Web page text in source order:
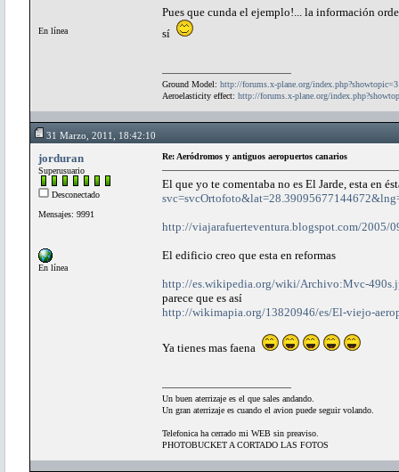
En línea
Pues que cunda el ejemplo!... la información
sí
Ground Model: http://forums.x-plane.org/
Aeroelasticity effect: http://forums.x-plane.org/
31 Marzo, 2011, 18:42:10
jorduran
Superusuario
Desconectado
Mensajes: 9991
En línea
Re: Aeródromos y antiguos aeropuertos canarios
El que yo te comentaba no es El Jarde, esta en
http://viajarafuerteventura.blogspot.com/2005/
El edificio creo que esta en reformas
http://es.wikipedia.org/wiki/Archivo:Mvc-
parece que es así
http://wikimapia.org/13820946/es/El-viejo-
Ya tienes mas faena
Un buen aterrizaje es el que sales andando.
Un gran aterrizaje es cuando el avion puede seguir volando.
Telefonica ha cerrado mi WEB sin preaviso.
PHOTOBUCKET A CORTADO LAS FOTOS